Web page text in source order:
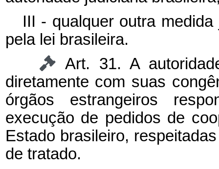
III - qualquer outra
pela lei brasileira.
Art. 31. A
diretamente com suas
órgãos estrangeiros
execução de pedidos de
Estado brasileiro,
de tratado.